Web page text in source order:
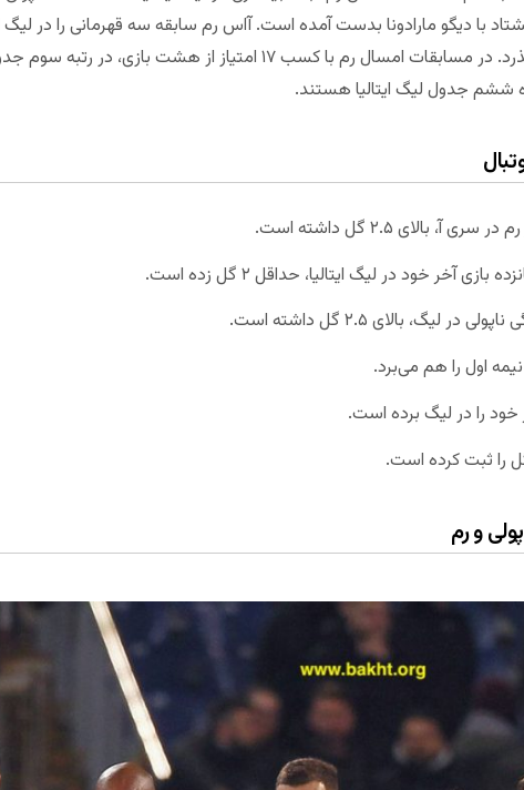
با دیگو مارادونا بدست آمده است. آاس رم سابقه سه قهرمانی را در لیگ
قهرمانی رم در سری آ هم ۳۰ سال می‌گذرد. در مسابقات امسال رم با کسب ۱۷
ششم جدول لیگ ایتالیا هستند.
بالای ۲.۵ گل داشته است.
آخر خود در لیگ ایتالیا، حداقل ۲ گل زده است.
اول را هم می‌برد.
را در لیگ برده است.
و رم